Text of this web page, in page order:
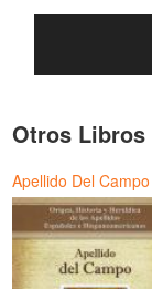
Otros Libros
Apellido Del Campo